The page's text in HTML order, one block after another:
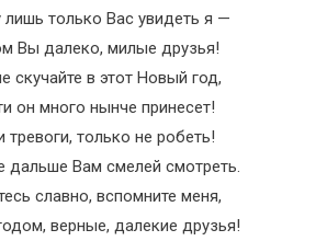
лишь только Вас увидеть я —
Вы далеко, милые друзья!
скучайте в этот Новый год,
он много нынче принесет!
тревоги, только не робеть!
дальше Вам смелей смотреть.
славно, вспомните меня,
верные, далекие друзья!